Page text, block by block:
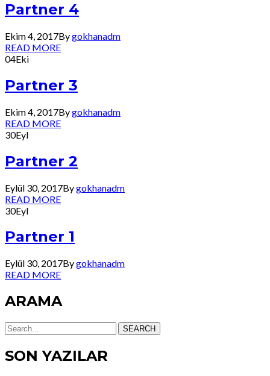
Partner 4
Ekim 4, 2017Bygokhanadm
READ MORE
04Eki
Partner 3
Ekim 4, 2017Bygokhanadm
READ MORE
30Eyl
Partner 2
Eylül 30, 2017Bygokhanadm
READ MORE
30Eyl
Partner 1
Eylül 30, 2017Bygokhanadm
READ MORE
ARAMA
SEARCH
SON YAZILAR